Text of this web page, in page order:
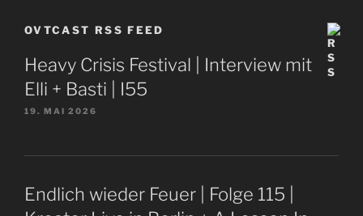
OVTCAST RSS FEED
Heavy Crisis Festival | Interview mit
Elli + Basti | I55
19. MAI 2026
Endlich wieder Feuer | Folge 115 |